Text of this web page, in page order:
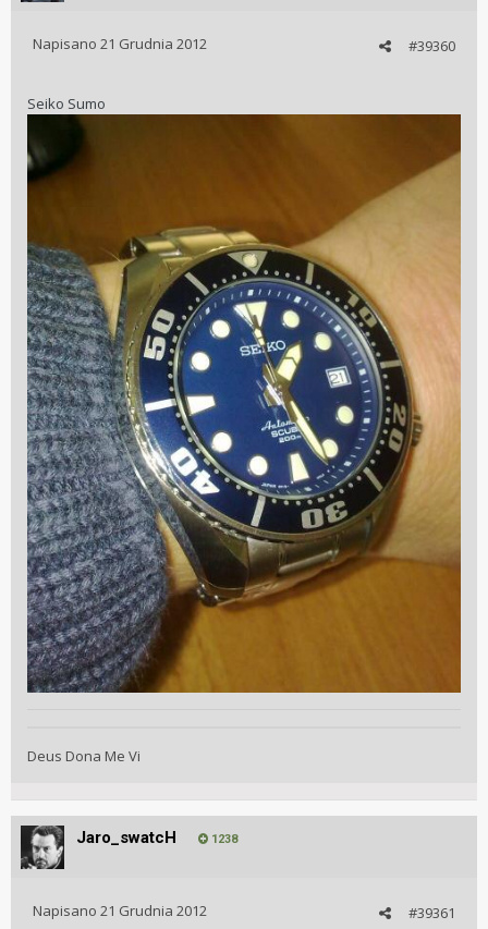
#39360
Napisano 21 Grudnia 2012
Seiko Sumo
Deus Dona Me Vi
Jaro_swatcH 1238
#39361
Napisano 21 Grudnia 2012